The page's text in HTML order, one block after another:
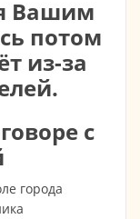
Вашим
потом
из-за
с
города